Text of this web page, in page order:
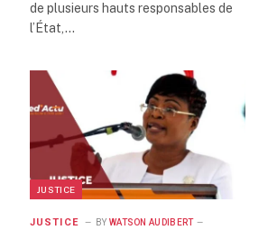
de plusieurs hauts responsables de
l’État,…
JUSTICE
JUSTICE BY WATSON AUDIBERT